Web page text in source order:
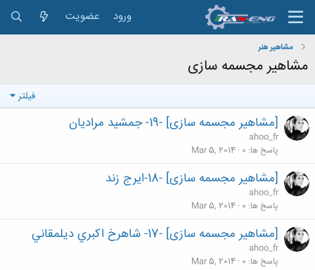
ورود عضویت
مشاهیر هنر
مشاهیر مجسمه سازی
فیلتر
[مشاهیر مجسمه سازی] -19- جمشید مرادیان
ahoo_fr
پاسخ ها 0
Mar 5, 2014
[مشاهیر مجسمه سازی] -18-ایرج زند
ahoo_fr
پاسخ ها 0
Mar 5, 2014
[مشاهیر مجسمه سازی] -17- شاهرخ اکبري ديلمقاني
ahoo_fr
پاسخ ها 0
Mar 5, 2014